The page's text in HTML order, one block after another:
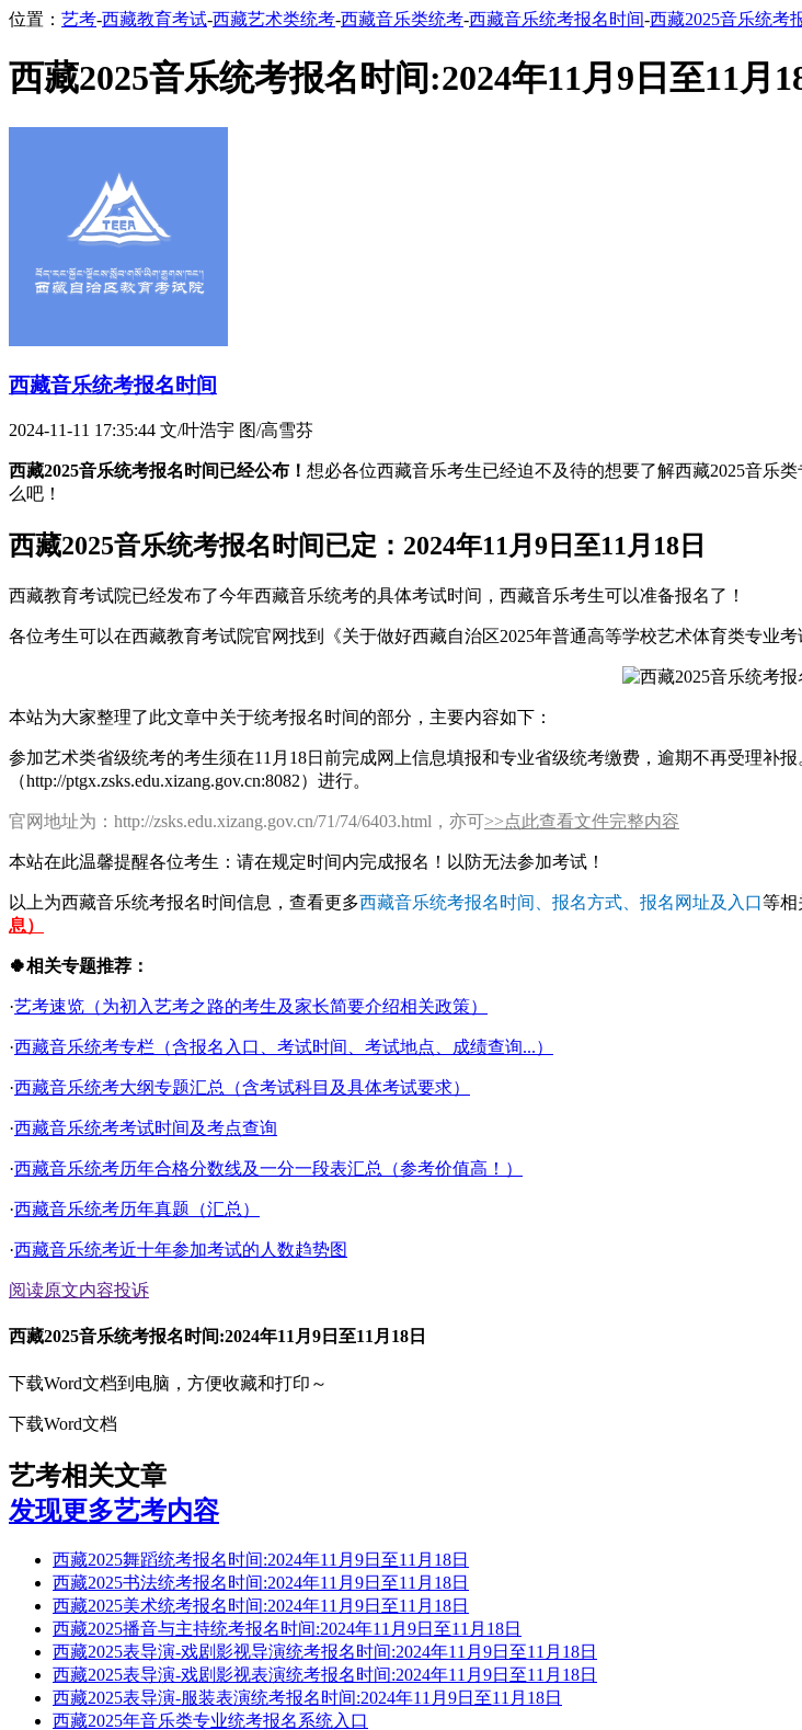
位置： 艺考-西藏教育考试-西藏艺术类统考-西藏音乐类统考-西藏音乐统考报名时间-西藏2025音乐统考
西藏2025音乐统考报名时间:2024年11月9日至11月
西藏音乐统考报名时间
2024-11-11 17:35:44 文/叶浩宇 图/高雪芬
西藏2025音乐统考报名时间已经公布！ 想必各位西藏音乐考生已经迫不及待的想要了解西藏2025音乐
么吧！
西藏2025音乐统考报名时间已定：2024年11月9日至11月18日
西藏教育考试院已经发布了今年西藏音乐统考的具体考试时间，西藏音乐考生可以准备报名了！
各位考生可以在西藏教育考试院官网找到《关于做好西藏自治区2025年普通高等学校艺术体育类专业
本站为大家整理了此文章中关于统考报名时间的部分，主要内容如下：
参加艺术类省级统考的考生须在11月18日前完成网上信息填报和专业省级统考缴费，逾期不再受理补
（http://ptgx.zsks.edu.xizang.gov.cn:8082）进行。
官网地址为：http://zsks.edu.xizang.gov.cn/71/74/6403.html，亦可>>点此查看文件完整内容
本站在此温馨提醒各位考生：请在规定时间内完成报名！以防无法参加考试！
以上为西藏音乐统考报名时间信息，查看更多西藏音乐统考报名时间、报名方式、报名网址及入口等相
息）
🍀相关专题推荐：
·艺考速览（为初入艺考之路的考生及家长简要介绍相关政策）
·西藏音乐统考专栏（含报名入口、考试时间、考试地点、成绩查询...）
·西藏音乐统考大纲专题汇总（含考试科目及具体考试要求）
·西藏音乐统考考试时间及考点查询
·西藏音乐统考历年合格分数线及一分一段表汇总（参考价值高！）
·西藏音乐统考历年真题（汇总）
·西藏音乐统考近十年参加考试的人数趋势图
阅读原文内容投诉
西藏2025音乐统考报名时间:2024年11月9日至11月18日
下载Word文档到电脑，方便收藏和打印～
下载Word文档
艺考相关文章
发现更多艺考内容
西藏2025舞蹈统考报名时间:2024年11月9日至11月18日
西藏2025书法统考报名时间:2024年11月9日至11月18日
西藏2025美术统考报名时间:2024年11月9日至11月18日
西藏2025播音与主持统考报名时间:2024年11月9日至11月18日
西藏2025表导演-戏剧影视导演统考报名时间:2024年11月9日至11月18日
西藏2025表导演-戏剧影视表演统考报名时间:2024年11月9日至11月18日
西藏2025表导演-服装表演统考报名时间:2024年11月9日至11月18日
西藏2025年音乐类专业统考报名系统入口